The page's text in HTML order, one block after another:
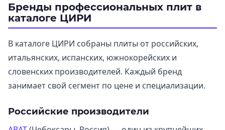
Бренды профессиональных плит в
каталоге ЦИРИ
В каталоге ЦИРИ собраны плиты от российских,
итальянских, испанских, южнокорейских и
словенских производителей. Каждый бренд
занимает свой сегмент по цене и специализации.
Российские производители